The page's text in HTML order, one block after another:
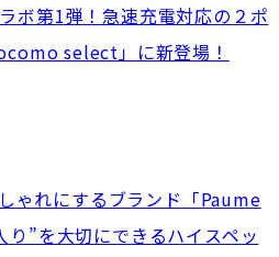
第1弾！急速充電対応の２ポ
select」に新登場！
ゃれにするブランド「Paume
”を大切にできるハイスペッ